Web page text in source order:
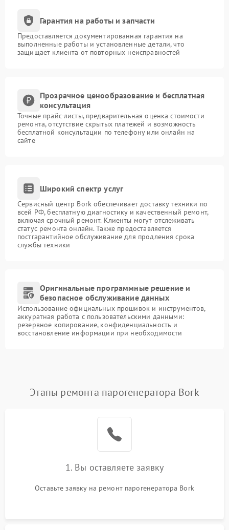
Гарантия на работы и запчасти
Предоставляется документированная гарантия на
выполненные работы и установленные детали, что
защищает клиента от повторных неисправностей
Прозрачное ценообразование и бесплатная
консультация
Точные прайс-листы, предварительная оценка стоимости
ремонта, отсутствие скрытых платежей и возможность
бесплатной консультации по телефону или онлайн на
сайте
Широкий спектр услуг
Сервисный центр Bork обеспечивает доставку техники по
всей РФ, бесплатную диагностику и качественный ремонт,
включая срочный ремонт. Клиенты могут отслеживать
статус ремонта онлайн. Также предоставляется
постгарантийное обслуживание для продления срока
службы техники
Оригинальные программные решение и
безопасное обслуживание данных
Использование официальных прошивок и инструментов,
аккуратная работа с пользовательскими данными:
резервное копирование, конфиденциальность и
восстановление информации при необходимости
Этапы ремонта парогенератора Bork
1. Вы оставляете заявку
Оставьте заявку на ремонт парогенератора Bork